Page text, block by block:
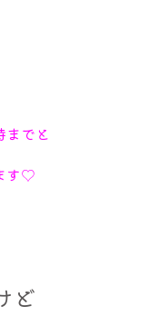
までと
す♡
ど